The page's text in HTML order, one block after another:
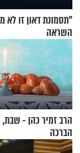
"תסמונת דאון זו לא
השראה
הרב זמיר כהן - שבת,
הברכה